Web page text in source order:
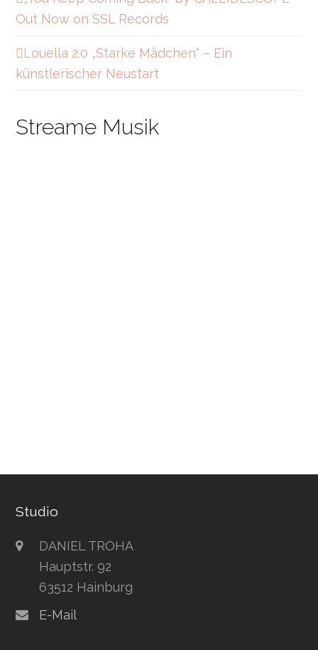
Out Now on SSL Records
Louella 2.0 „Starke Mädchen“ – Ein
künstlerischer Neustart
Streame Musik
Studio
DANIEL TROHA
Hauptstr. 92
63512 Hainburg
E-Mail